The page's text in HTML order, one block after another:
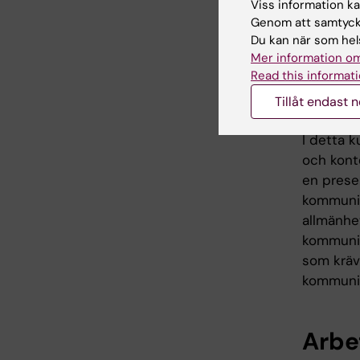
hp
I detta
och
en
som
Viss information
Genom att
Du kan när som
Mer information
Read this
Tillåt endast